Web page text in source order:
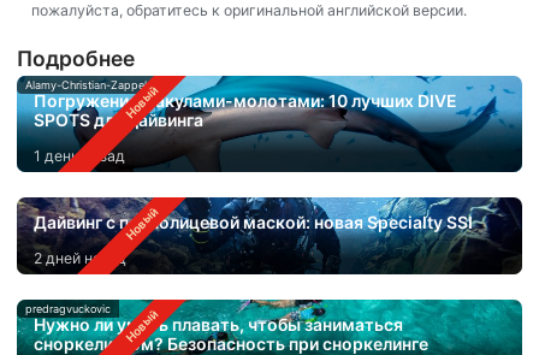
пожалуйста, обратитесь к оригинальной английской версии.
Подробнее
Alamy-Christian-Zappel
Погружения с акулами-молотами: 10 лучших DIVE
SPOTS для дайвинга
1 день назад
Дайвинг с полнолицевой маской: новая Specialty SSI
2 дней назад
predragvuckovic
Нужно ли уметь плавать, чтобы заниматься
сноркелингом? Безопасность при сноркелинге